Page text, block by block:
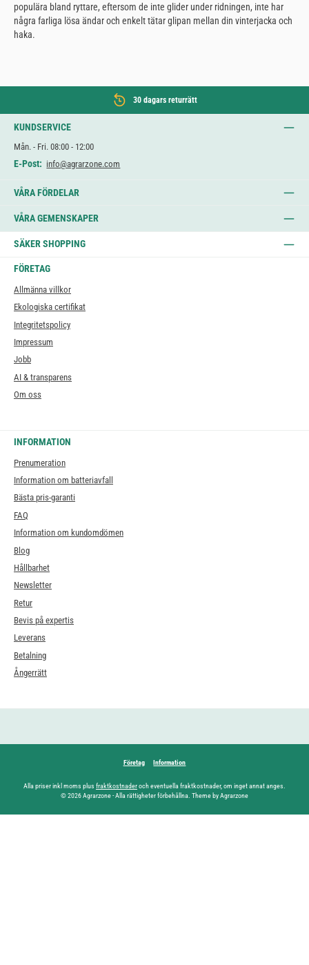
populära bland ryttare, eftersom de inte glider under ridningen, inte har
några farliga lösa ändar och enkelt tätar glipan mellan din vinterjacka och
haka.
30 dagars returrätt
KUNDSERVICE
Mån. - Fri. 08:00 - 12:00
E-Post: info@agrarzone.com
VÅRA FÖRDELAR
VÅRA GEMENSKAPER
SÄKER SHOPPING
FÖRETAG
Allmänna villkor
Ekologiska certifikat
Integritetspolicy
Impressum
Jobb
AI & transparens
Om oss
INFORMATION
Prenumeration
Information om batteriavfall
Bästa pris-garanti
FAQ
Information om kundomdömen
Blog
Hållbarhet
Newsletter
Retur
Bevis på expertis
Leverans
Betalning
Ångerrätt
Företag Information
Alla priser inkl moms plus fraktkostnaderoch eventuella fraktkostnader, om inget annat anges.
© 2026 Agrarzone - Alla rättigheter förbehållna. Theme by Agrarzone